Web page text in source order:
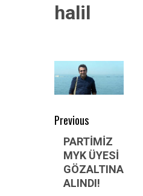
halil
Post
navigation
Previous
Previous
post:
PARTİMİZ
MYK ÜYESİ
GÖZALTINA
ALINDI!